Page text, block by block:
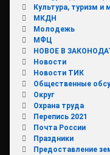
Культура, туризм
МКДН
Молодежь
МФЦ
НОВОЕ В
Новости
Новости ТИК
Общественные
Округ
Охрана труда
Перепись 2021
Почта России
Праздники
Предоставление